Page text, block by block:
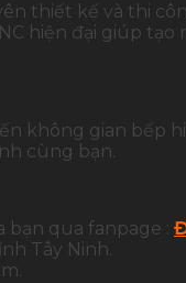
thiết kế và thi
hiện đại giúp
không gian bếp
cùng bạn.
bạn qua fanpage :
Tây Ninh.